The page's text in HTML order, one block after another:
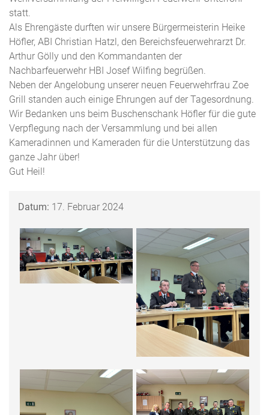
statt.
Als Ehrengäste durften wir unsere Bürgermeisterin Heike
Höfler, ABI Christian Hatzl, den Bereichsfeuerwehrarzt Dr.
Arthur Gölly und den Kommandanten der
Nachbarfeuerwehr HBI Josef Wilfing begrüßen.
Neben der Angelobung unserer neuen Feuerwehrfrau Zoe
Grill standen auch einige Ehrungen auf der Tagesordnung.
Wir Bedanken uns beim Buschenschank Höfler für die gute
Verpflegung nach der Versammlung und bei allen
Kameradinnen und Kameraden für die Unterstützung das
ganze Jahr über!
Gut Heil!
Datum: 17. Februar 2024